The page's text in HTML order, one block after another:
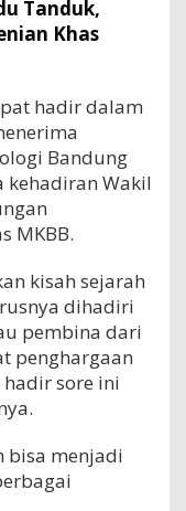
Tanduk,
Khas
hadir dalam
Bandung
kehadiran Wakil
MKBB.
kisah sejarah
dihadiri
pembina dari
penghargaan
sore ini
bisa menjadi